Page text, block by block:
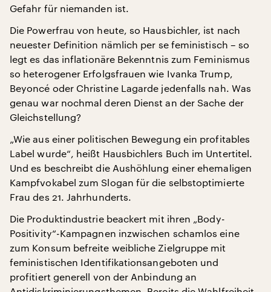
Gefahr für niemanden ist.
Die Powerfrau von heute, so Hausbichler, ist nach
neuester Definition nämlich per se feministisch – so
legt es das inflationäre Bekenntnis zum Feminismus
so heterogener Erfolgsfrauen wie Ivanka Trump,
Beyoncé oder Christine Lagarde jedenfalls nah. Was
genau war nochmal deren Dienst an der Sache der
Gleichstellung?
„Wie aus einer politischen Bewegung ein profitables
Label wurde“, heißt Hausbichlers Buch im Untertitel.
Und es beschreibt die Aushöhlung einer ehemaligen
Kampfvokabel zum Slogan für die selbstoptimierte
Frau des 21. Jahrhunderts.
Die Produktindustrie beackert mit ihren „Body-
Positivity“-Kampagnen inzwischen schamlos eine
zum Konsum befreite weibliche Zielgruppe mit
feministischen Identifikationsangeboten und
profitiert generell von der Anbindung an